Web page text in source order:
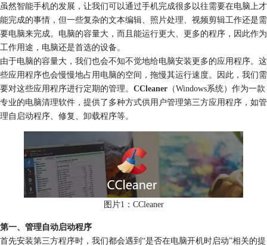
虽然智能手机的发展，让我们可以通过手机完成很多以往需要在电脑上才
能完成的事情，但一些复杂的文本编辑、照片处理、视频剪辑工作还是需
要电脑来完成。电脑的容量大，而且能运行更大、更多的程序，因此作为
工作用途，电脑还是首选的设备。
由于电脑的容量大，我们也会不知不觉地给电脑安装更多的应用程序。这
些应用程序也会慢慢地占用电脑的空间，拖慢其运行速度。因此，我们需
要对这些应用程序进行定期的管理。 CCleaner （Windows系统）作为一款
专业的电脑清理软件，提供了多种方式供用户管理第三方应用程序，如管
理自启动程序、修复、卸载程序等。
图片1：CCleaner
第一、管理自动启动程序
首先安装第三方程序时，我们都会遇到“是否在电脑开机时启动”相关的提